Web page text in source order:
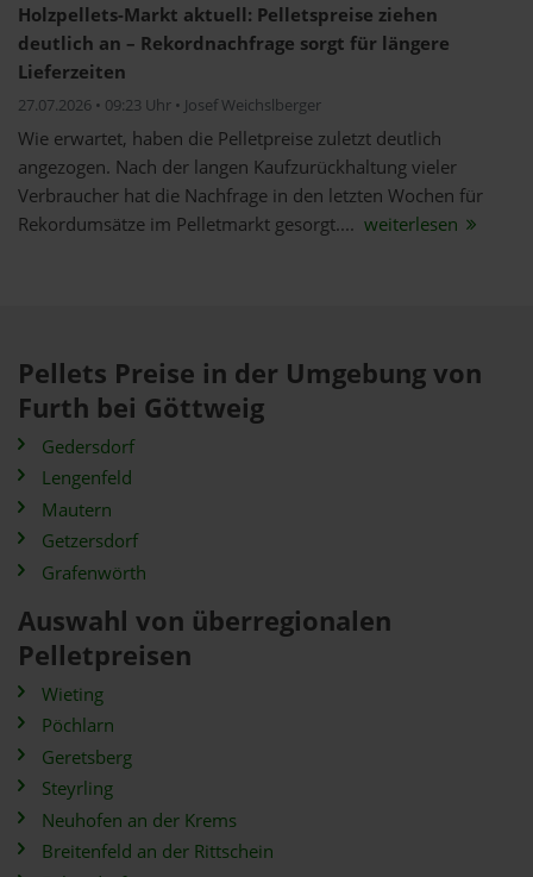
Holzpellets-Markt aktuell: Pelletspreise ziehen
deutlich an – Rekordnachfrage sorgt für längere
Lieferzeiten
27.07.2026 • 09:23 Uhr • Josef Weichslberger
Wie erwartet, haben die Pelletpreise zuletzt deutlich
angezogen. Nach der langen Kaufzurückhaltung vieler
Verbraucher hat die Nachfrage in den letzten Wochen für
Rekordumsätze im Pelletmarkt gesorgt.... weiterlesen
Pellets Preise in der Umgebung von
Furth bei Göttweig
Gedersdorf
Lengenfeld
Mautern
Getzersdorf
Grafenwörth
Auswahl von überregionalen
Pelletpreisen
Wieting
Pöchlarn
Geretsberg
Steyrling
Neuhofen an der Krems
Breitenfeld an der Rittschein